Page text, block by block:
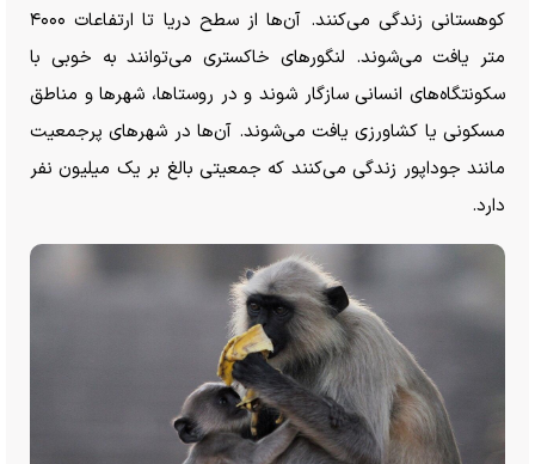
کوهستانی زندگی می‌کنند. آن‌ها از سطح دریا تا ارتفاعات ۴۰۰۰
متر یافت می‌شوند. لنگور‌های خاکستری می‌توانند به خوبی با
سکونتگاه‌های انسانی سازگار شوند و در روستاها، شهر‌ها و مناطق
مسکونی یا کشاورزی یافت می‌شوند. آن‌ها در شهر‌های پرجمعیت
مانند جوداپور زندگی می‌کنند که جمعیتی بالغ بر یک میلیون نفر
دارد.